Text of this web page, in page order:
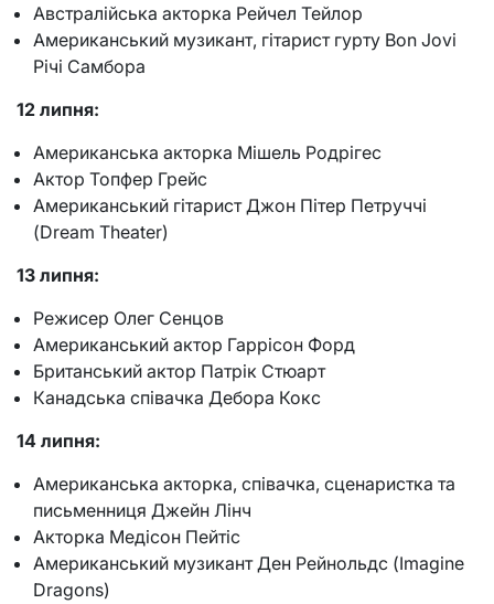
Австралійська акторка Рейчел Тейлор
Американський музикант, гітарист гурту Bon Jovi
Річі Самбора
12 липня:
Американська акторка Мішель Родрігес
Актор Топфер Грейс
Американський гітарист Джон Пітер Петруччі
(Dream Theater)
13 липня:
Режисер Олег Сенцов
Американський актор Гаррісон Форд
Британський актор Патрік Стюарт
Канадська співачка Дебора Кокс
14 липня:
Американська акторка, співачка, сценаристка та
письменниця Джейн Лінч
Акторка Медісон Пейтіс
Американський музикант Ден Рейнольдс (Imagine
Dragons)